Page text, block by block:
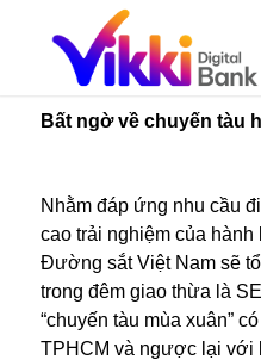
Bất ngờ về chuyến tàu
Nhằm đáp ứng nhu cầu
cao trải nghiệm của hành
Đường sắt Việt Nam sẽ
trong đêm giao thừa là
“chuyến tàu mùa xuân”
TPHCM và ngược lại với